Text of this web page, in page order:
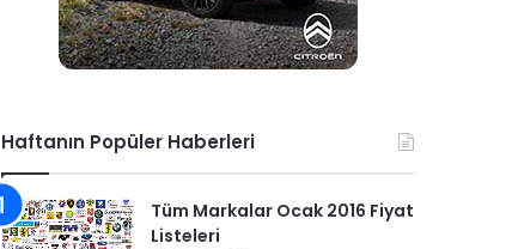
Haftanın Popüler Haberleri
Tüm Markalar Ocak 2016 Fiyat
Listeleri